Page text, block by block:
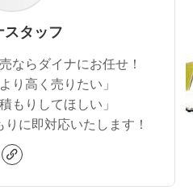
スタッフ
ならダイナにお任せ！
り高く売りたい」
もりしてほしい」
に即対応いたします！